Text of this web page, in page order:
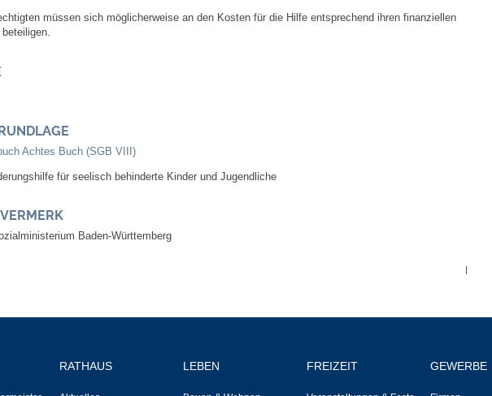
Kindergärten
müssen sich möglicherweise an den Kosten für die Hilfe entsprechend ihren finanziellen
Achtes Buch (SGB VIII)
für seelisch behinderte Kinder und Jugendliche
Baden-Württemberg
|
RATHAUS LEBEN FREIZEIT GEWERBE